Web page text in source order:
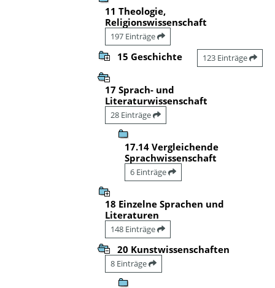
11 Theologie,
Religionswissenschaft
197 Einträge
15 Geschichte 123 Einträge
17 Sprach- und
Literaturwissenschaft
28 Einträge
17.14 Vergleichende
Sprachwissenschaft
6 Einträge
18 Einzelne Sprachen und
Literaturen
148 Einträge
20 Kunstwissenschaften
8 Einträge